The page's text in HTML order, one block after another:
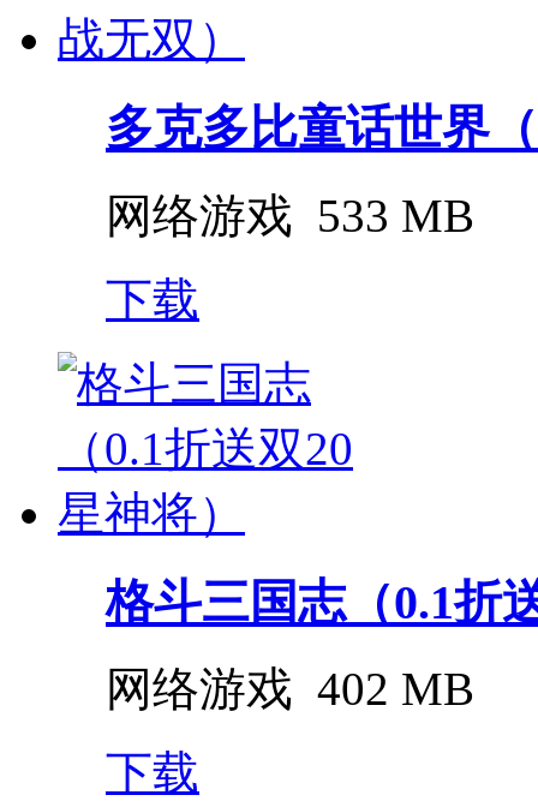
多克多比童话世界
网络游戏 533 MB
下载
格斗三国志（0.1折
网络游戏 402 MB
下载